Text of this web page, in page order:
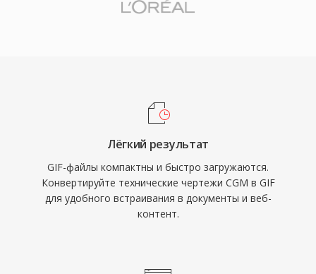
Лёгкий результат
GIF-файлы компактны и быстро загружаются.
Конвертируйте технические чертежи CGM в GIF
для удобного встраивания в документы и веб-
контент.